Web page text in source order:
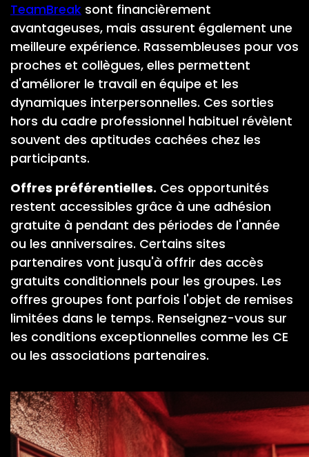
TeamBreak sont financièrement
avantageuses, mais assurent également une
meilleure expérience. Rassembleuses pour vos
proches et collègues, elles permettent
d'améliorer le travail en équipe et les
dynamiques interpersonnelles. Ces sorties
hors du cadre professionnel habituel révèlent
souvent des aptitudes cachées chez les
participants.
Offres préférentielles. Ces opportunités
restent accessibles grâce à une adhésion
gratuite à pendant des périodes de l'année
ou les anniversaires. Certains sites
partenaires vont jusqu'à offrir des accès
gratuits conditionnels pour les groupes. Les
offres groupes font parfois l'objet de remises
limitées dans le temps. Renseignez-vous sur
les conditions exceptionnelles comme les CE
ou les associations partenaires.